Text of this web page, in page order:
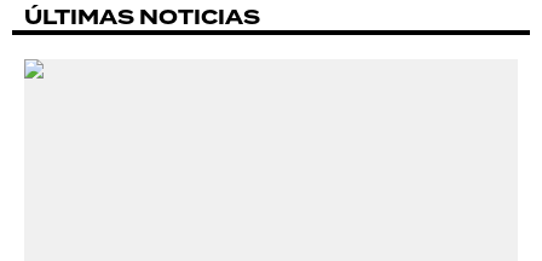
ÚLTIMAS NOTICIAS